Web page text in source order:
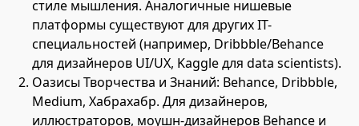
стиле мышления. Аналогичные нишевые
платформы существуют для других IT-
специальностей (например, Dribbble/Behance
для дизайнеров UI/UX, Kaggle для data scientists).
Оазисы Творчества и Знаний: Behance, Dribbble,
Medium, Хабрахабр. Для дизайнеров,
иллюстраторов, моушн-дизайнеров Behance и